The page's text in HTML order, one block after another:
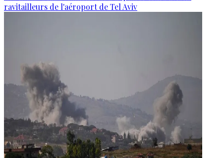
ravitailleurs de l'aéroport de Tel Aviv